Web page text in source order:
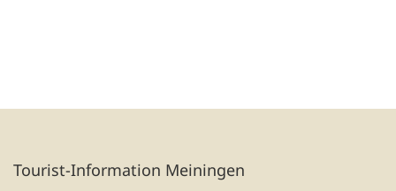
Tourist-Information Meiningen